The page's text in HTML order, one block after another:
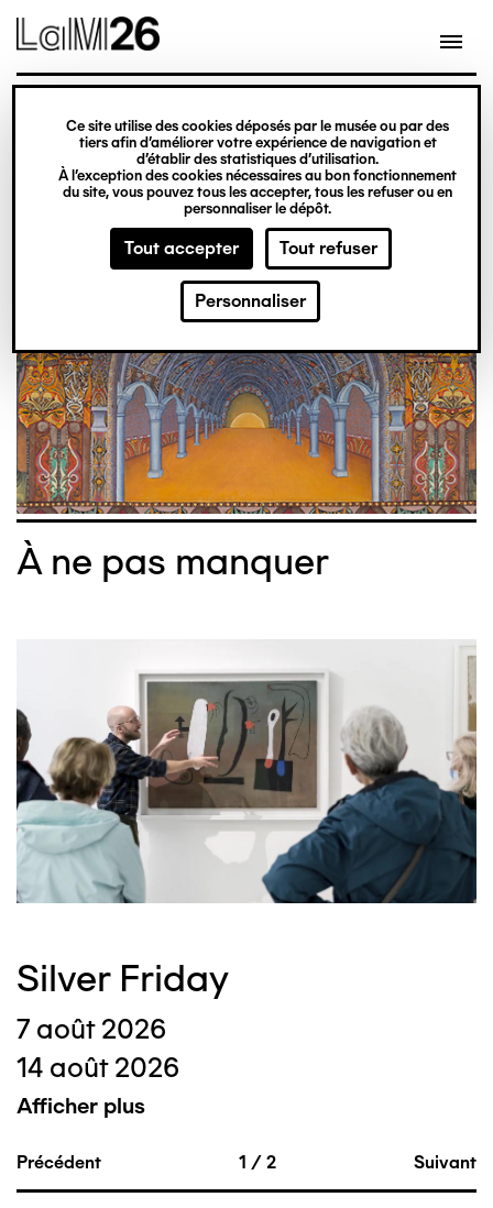
Gestion des cookies
Ce site utilise des cookies déposés par le musée ou par des
tiers afin d’améliorer votre expérience de navigation et
d’établir des statistiques d’utilisation.
À l’exception des cookies nécessaires au bon fonctionnement
du site, vous pouvez tous les accepter, tous les refuser ou en
personnaliser le dépôt.
Tout accepter Tout refuser
Personnaliser
Aller
au
contenu
principal
exposition
Du 20 février 2026
au 31 décembre 2027
Obsession
Billetterie
À ne pas manquer
Silver Friday
7 août 2026
14 août 2026
Afficher plus
Précédent 1 / 2 Suivant